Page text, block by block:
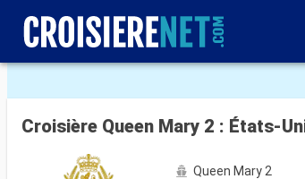
Voir les 90 autres photos
Croisière Queen Mary 2 : États-
Queen Mary 2